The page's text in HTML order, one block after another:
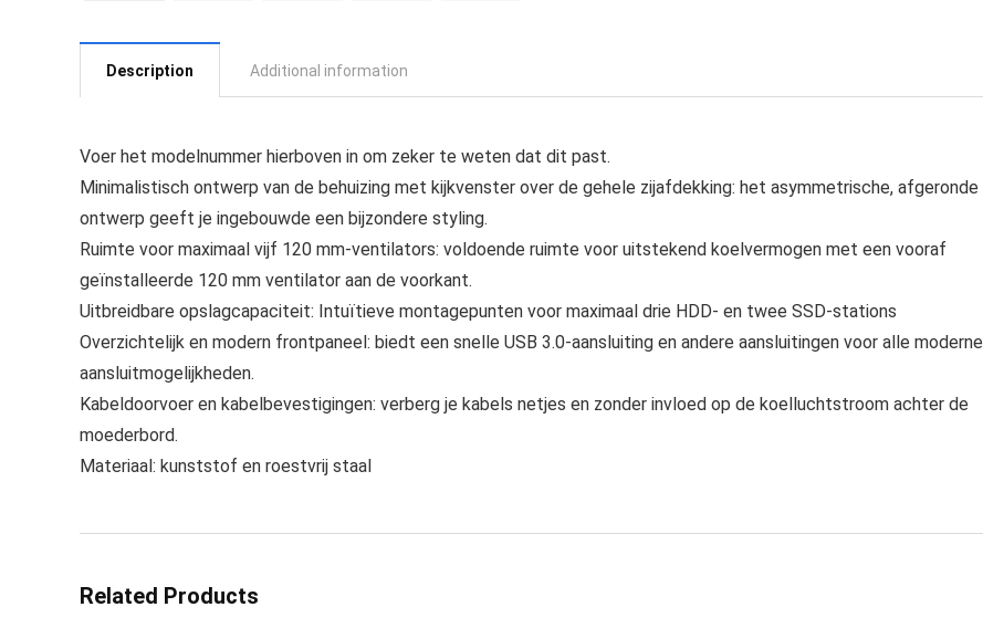
Description Additional information
Voer het modelnummer hierboven in om zeker te weten dat dit past.
Minimalistisch ontwerp van de behuizing met kijkvenster over de gehele zijafdekking: het asymmetrische, afgeronde
ontwerp geeft je ingebouwde een bijzondere styling.
Ruimte voor maximaal vijf 120 mm-ventilators: voldoende ruimte voor uitstekend koelvermogen met een vooraf
geïnstalleerde 120 mm ventilator aan de voorkant.
Uitbreidbare opslagcapaciteit: Intuïtieve montagepunten voor maximaal drie HDD- en twee SSD-stations
Overzichtelijk en modern frontpaneel: biedt een snelle USB 3.0-aansluiting en andere aansluitingen voor alle moderne
aansluitmogelijkheden.
Kabeldoorvoer en kabelbevestigingen: verberg je kabels netjes en zonder invloed op de koelluchtstroom achter de
moederbord.
Materiaal: kunststof en roestvrij staal
Related Products